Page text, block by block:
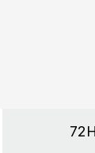
72H